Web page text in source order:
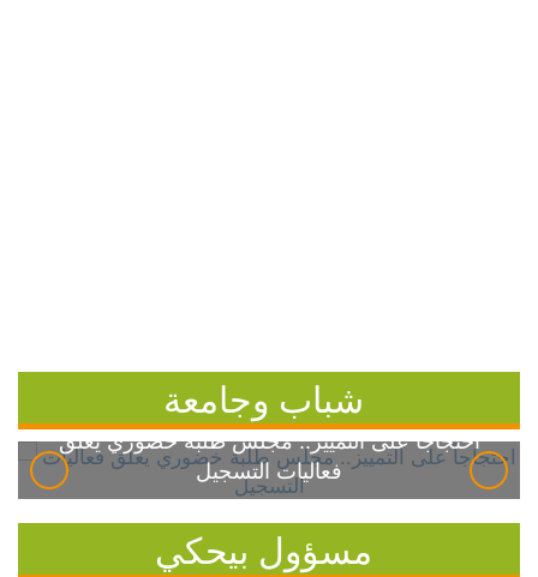
شباب وجامعة
احتجاجاً على التمييز.. مجلس طلبة خضوري يعلق
فعاليات التسجيل
مسؤول بيحكي